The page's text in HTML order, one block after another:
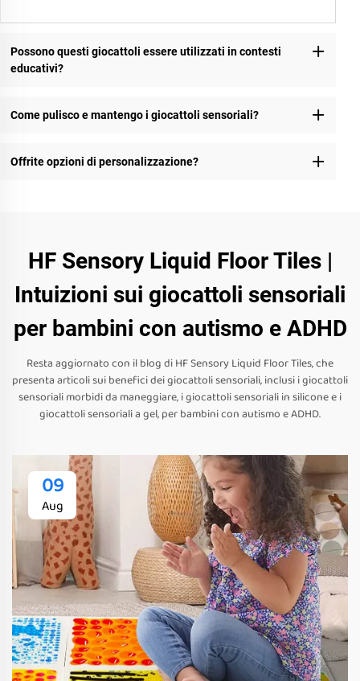
Possono questi giocattoli essere utilizzati in contesti
educativi?
Come pulisco e mantengo i giocattoli sensoriali?
Offrite opzioni di personalizzazione?
HF Sensory Liquid Floor Tiles |
Intuizioni sui giocattoli sensoriali
per bambini con autismo e ADHD
Resta aggiornato con il blog di HF Sensory Liquid Floor Tiles, che
presenta articoli sui benefici dei giocattoli sensoriali, inclusi i giocattoli
sensoriali morbidi da maneggiare, i giocattoli sensoriali in silicone e i
giocattoli sensoriali a gel, per bambini con autismo e ADHD.
09
Aug